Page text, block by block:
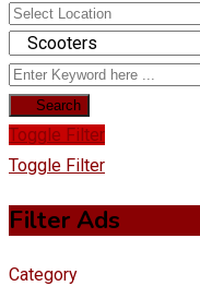
Search
Toggle Filter
Toggle Filter
Filter Ads
Category